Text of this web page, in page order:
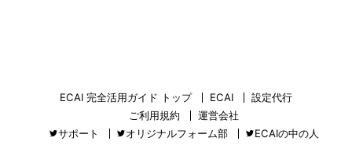
ECAI 完全活用ガイド トップ ECAI
設定代行
ご利用規約
運営会社
サポート
オリジナルフォーム部 ECAIの中の人